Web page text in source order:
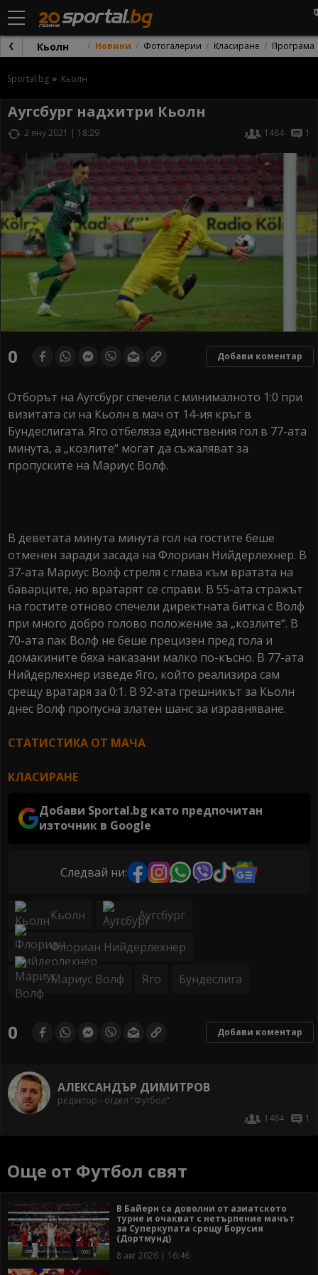
Кьолн Новини Фотогалерии Класиране Програма
Sportal.bg Кьолн
Аугсбург надхитри Кьолн
2 яну 2021 | 18:29 1484 1
0 Добави коментар
Отборът на Аугсбург спечели с минималното 1:0 при
визитата си на Кьолн в мач от 14-ия кръг в
Бундеслигата. Яго отбеляза единствения гол в 77-ата
минута, а „козлите“ могат да съжаляват за
пропуските на Мариус Волф.
В деветата минута минута гол на гостите беше
отменен заради засада на Флориан Нийдерлехнер. В
37-ата Мариус Волф стреля с глава към вратата на
баварците, но вратарят се справи. В 55-ата стражът
на гостите отново спечели директната битка с Волф
при много добро голово положение за „козлите“. В
70-ата пак Волф не беше прецизен пред гола и
домакините бяха наказани малко по-късно. В 77-ата
Нийдерлехнер изведе Яго, който реализира сам
срещу вратаря за 0:1. В 92-ата грешникът за Кьолн
днес Волф пропусна златен шанс за изравняване.
СТАТИСТИКА ОТ МАЧА
КЛАСИРАНЕ
Добави Sportal.bg като предпочитан
източник в Google
Следвай ни:
Кьолн Аугсбург
Флориан Нийдерлехнер
Мариус Волф Яго Бундеслига
0 Добави коментар
АЛЕКСАНДЪР ДИМИТРОВ
редактор - отдел "Футбол"
1484
1
Още от Футбол свят
В Байерн са доволни от азиатското
турне и очакват с нетърпение мачът
за Суперкупата срещу Борусия
(Дортмунд)
8 авг 2026 | 16:46